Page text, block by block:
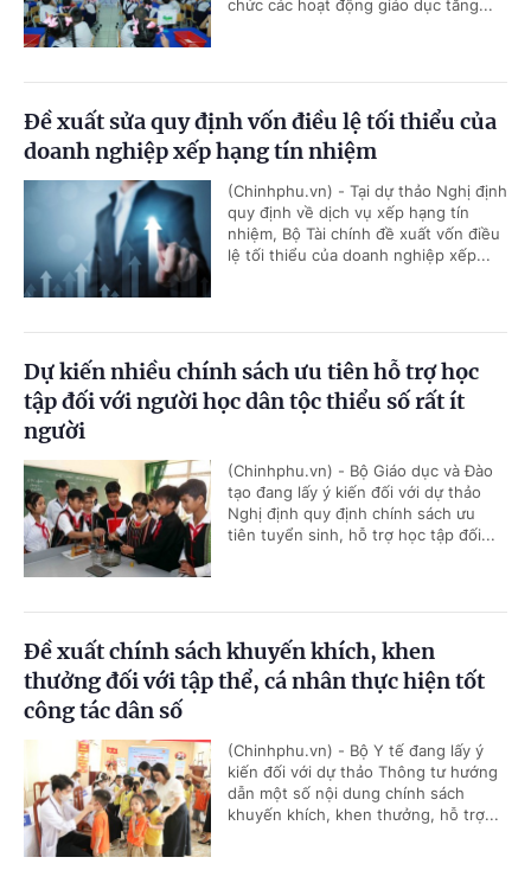
chức các hoạt động giáo dục tăng...
Đề xuất sửa quy định vốn điều lệ tối thiểu của
doanh nghiệp xếp hạng tín nhiệm
(Chinhphu.vn) - Tại dự thảo Nghị định
quy định về dịch vụ xếp hạng tín
nhiệm, Bộ Tài chính đề xuất vốn điều
lệ tối thiểu của doanh nghiệp xếp...
Dự kiến nhiều chính sách ưu tiên hỗ trợ học
tập đối với người học dân tộc thiểu số rất ít
người
(Chinhphu.vn) - Bộ Giáo dục và Đào
tạo đang lấy ý kiến đối với dự thảo
Nghị định quy định chính sách ưu
tiên tuyển sinh, hỗ trợ học tập đối...
Đề xuất chính sách khuyến khích, khen
thưởng đối với tập thể, cá nhân thực hiện tốt
công tác dân số
(Chinhphu.vn) - Bộ Y tế đang lấy ý
kiến đối với dự thảo Thông tư hướng
dẫn một số nội dung chính sách
khuyến khích, khen thưởng, hỗ trợ...